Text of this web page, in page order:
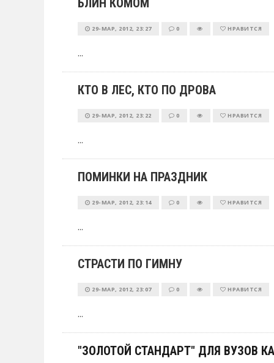
БЛИН КОМОМ
29-МАР, 2012, 23:27 0 НРАВИТСЯ
...
КТО В ЛЕС, КТО ПО ДРОВА
29-МАР, 2012, 23:22 0 НРАВИТСЯ
...
ПОМИНКИ НА ПРАЗДНИК
29-МАР, 2012, 23:14 0 НРАВИТСЯ
...
СТРАСТИ ПО ГИМНУ
29-МАР, 2012, 23:07 0 НРАВИТСЯ
...
"ЗОЛОТОЙ СТАНДАРТ" ДЛЯ ВУЗОВ